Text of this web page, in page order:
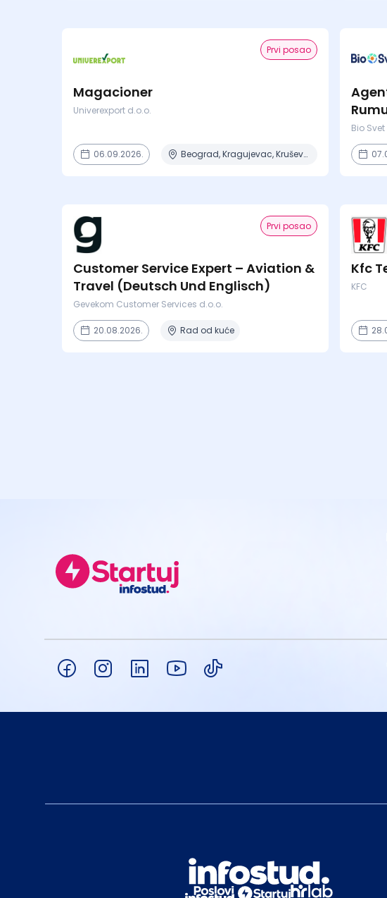
Prvi posao
Magacioner
Univerexport d.o.o.
06.09.2026. Beograd, Kragujevac, Kruševac, Lazarevac, Mladenovac + 2 mesta
Bio
Prvi posao
Customer Service Expert – Aviation &
Travel (Deutsch Und Englisch)
Gevekom Customer Services d.o.o.
20.08.2026. Rad od kuće
Kfc
KFC